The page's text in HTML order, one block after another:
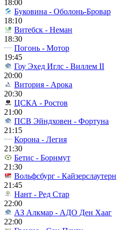
18:00
Буковина - Оболонь-Бровар
18:10
Витебск - Неман
18:30
Погонь - Мотор
19:45
Гоу Эхед Иглс - Виллем II
20:00
Витория - Арока
20:30
ЦСКА - Ростов
21:00
ПСВ Эйндховен - Фортуна
21:15
Корона - Легия
21:30
Бетис - Борнмут
21:30
Вольфсбург - Кайзерслаутерн
21:45
Нант - Ред Стар
22:00
АЗ Алкмар - АДО Ден Хааг
22:00